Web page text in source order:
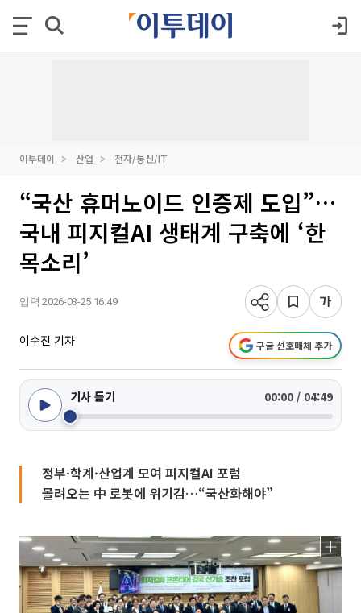
이투데이 산업 전자/통신/IT
“국산 휴머노이드 인증제 도입”…
국내 피지컬AI 생태계 구축에 ‘한
목소리’
입력 2026-03-25 16:49
이수진 기자 구글 선호매체 추가
기사 듣기 00:00 / 04:49
정부·학계·산업계 모여 피지컬AI 포럼
몰려오는 中 로봇에 위기감…“국산화해야”